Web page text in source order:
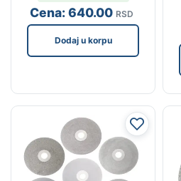
Cena:640.00 RSD
Dodaj u korpu